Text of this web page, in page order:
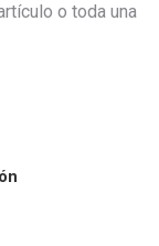
o toda una